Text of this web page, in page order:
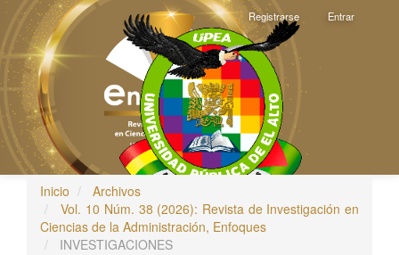
Navegación
principal
Contenido
principal
Barra
lateral
Registrarse Entrar
Inicio
Archivos
Vol. 10 Núm. 38 (2026): Revista de Investigación en
Ciencias de la Administración, Enfoques
INVESTIGACIONES